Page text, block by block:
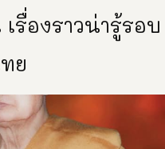
รื่องราวน่ารู้รอบ
ย